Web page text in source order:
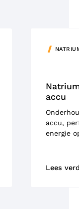
accu
accu,
energie
Lees